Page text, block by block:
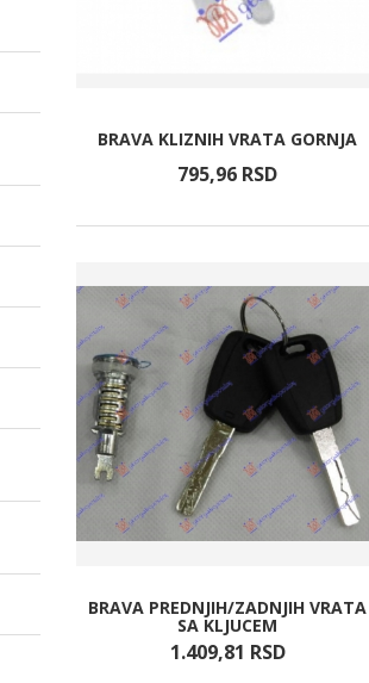
BRAVA KLIZNIH VRATA GORNJA
795,96 RSD
BRAVA PREDNJIH/ZADNJIH VRATA
SA KLJUCEM
1.409,81 RSD